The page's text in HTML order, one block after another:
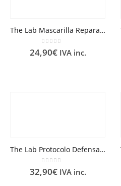
The Lab Mascarilla Reparadora Regenerante 75 ml
0out of 5
24,90€ IVA inc.
The Lab Protocolo Defensa Avanzada SPF50+ 50 ml
0out of 5
32,90€ IVA inc.